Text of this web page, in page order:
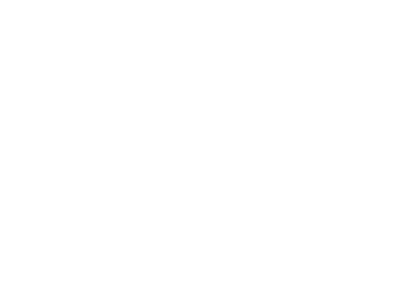
za poplatok.
podmienok. Jazyky: angličtina a španielčina.
balkónom, internetom (zdarma), trezorom (prípadne za poplatok)